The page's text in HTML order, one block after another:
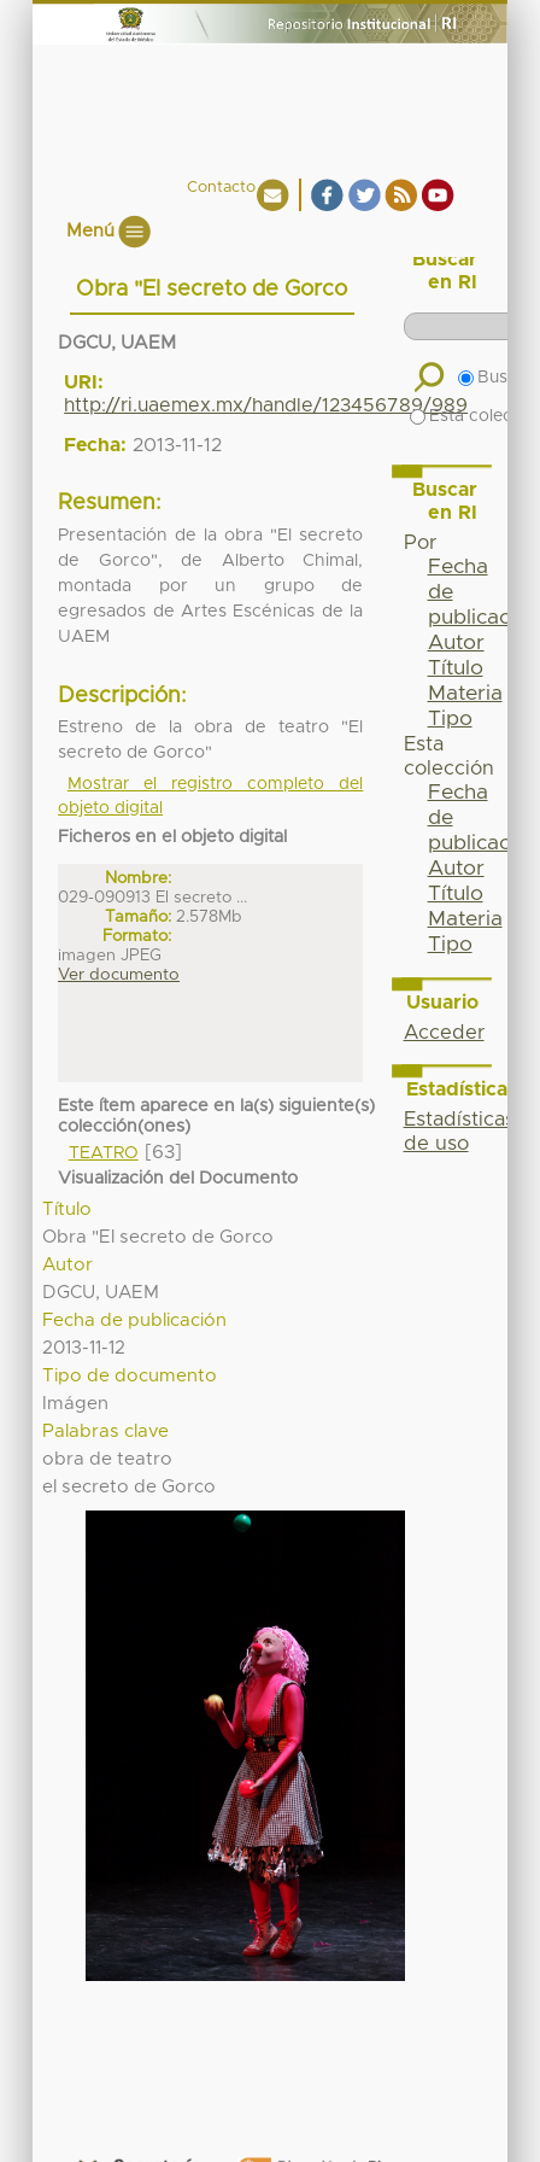
Contacto
Menú
Obra "El secreto de Gorco
DGCU, UAEM
URI:
http://ri.uaemex.mx/handle/123456789/989
Fecha: 2013-11-12
Resumen:
Presentación de la obra "El secreto
de Gorco", de Alberto Chimal,
montada por un grupo de
egresados de Artes Escénicas de la
UAEM
Descripción:
Estreno de la obra de teatro "El
secreto de Gorco"
Mostrar el registro completo del
objeto digital
Ficheros en el objeto digital
Nombre:
029-090913 El secreto ...
Tamaño: 2.578Mb
Formato:
imagen JPEG
Ver documento
Este ítem aparece en la(s) siguiente(s)
colección(ones)
TEATRO
[63]
Visualización del Documento
Título
Obra "El secreto de Gorco
Autor
DGCU, UAEM
Fecha de publicación
2013-11-12
Tipo de documento
Imágen
Palabras clave
obra de teatro
el secreto de Gorco
Buscar
en RI
Buscar
Esta
Buscar
en RI
Por
Fecha
de
publicación
Autor
Título
Materia
Tipo
Esta
colección
Fecha
de
publicación
Autor
Título
Materia
Tipo
Usuario
Acceder
Estadísticas
Estadísticas
de uso